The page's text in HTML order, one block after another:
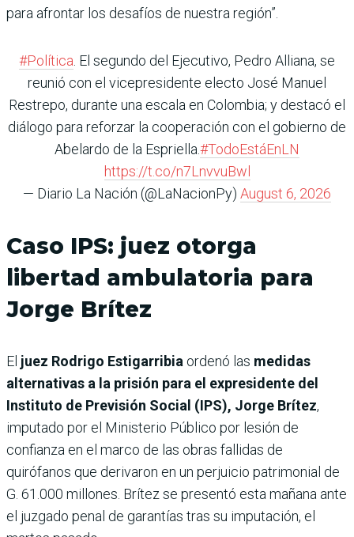
para afrontar los desafíos de nuestra región”.
#Política . El segundo del Ejecutivo, Pedro Alliana, se
reunió con el vicepresidente electo José Manuel
Restrepo, durante una escala en Colombia; y destacó el
diálogo para reforzar la cooperación con el gobierno de
Abelardo de la Espriella.#TodoEstáEnLN
https://t.co/n7LnvvuBwl
— Diario La Nación (@LaNacionPy) August 6, 2026
Caso IPS: juez otorga
libertad ambulatoria para
Jorge Brítez
El juez Rodrigo Estigarribia ordenó las medidas
alternativas a la prisión para el expresidente del
Instituto de Previsión Social (IPS), Jorge Brítez,
imputado por el Ministerio Público por lesión de
confianza en el marco de las obras fallidas de
quirófanos que derivaron en un perjuicio patrimonial de
G. 61.000 millones. Brítez se presentó esta mañana ante
el juzgado penal de garantías tras su imputación, el